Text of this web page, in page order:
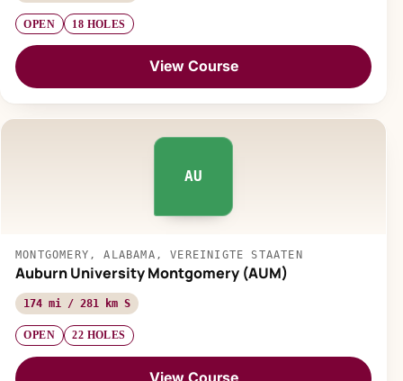
OPEN 18 HOLES
View Course
AU
MONTGOMERY, ALABAMA, VEREINIGTE STAATEN
Auburn University Montgomery (AUM)
174 mi / 281 km S
OPEN 22 HOLES